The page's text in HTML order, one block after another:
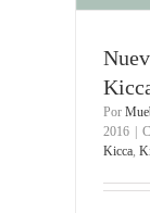
Por
2016
Kicca,